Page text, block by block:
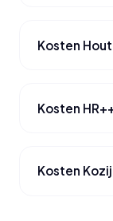
Kosten
Kosten
Kosten